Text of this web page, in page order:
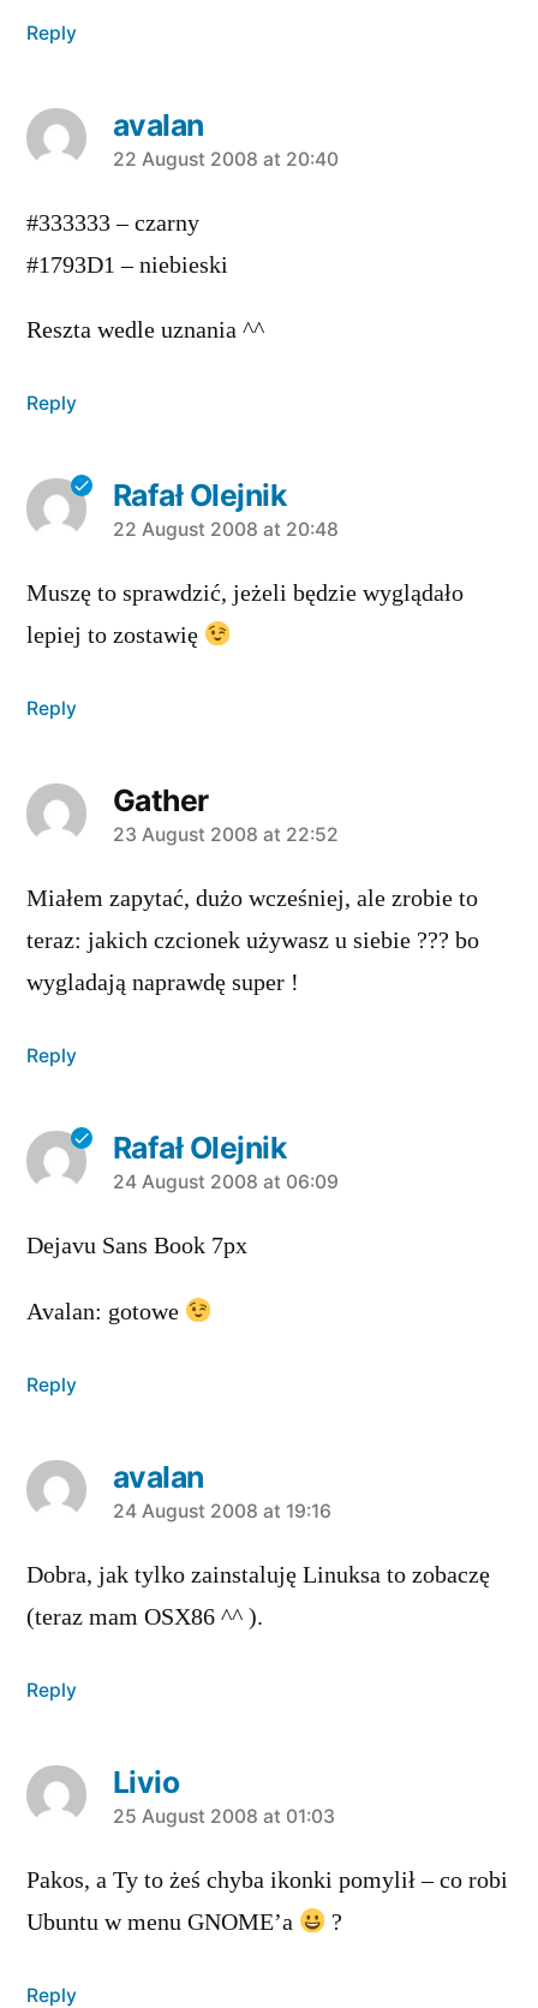
Reply
avalan
says:
22 August 2008 at 20:40
#333333 – czarny
#1793D1 – niebieski
Reszta wedle uznania ^^
Reply
Rafał Olejnik
says:
22 August 2008 at 20:48
Muszę to sprawdzić, jeżeli będzie wyglądało
lepiej to zostawię
Reply
Gather
says:
23 August 2008 at 22:52
Miałem zapytać, dużo wcześniej, ale zrobie to
teraz: jakich czcionek używasz u siebie ??? bo
wygladają naprawdę super !
Reply
Rafał Olejnik
says:
24 August 2008 at 06:09
Dejavu Sans Book 7px
Avalan: gotowe
Reply
avalan
says:
24 August 2008 at 19:16
Dobra, jak tylko zainstaluję Linuksa to zobaczę
(teraz mam OSX86 ^^ ).
Reply
Livio
says:
25 August 2008 at 01:03
Pakos, a Ty to żeś chyba ikonki pomylił – co robi
Ubuntu w menu GNOME’a
?
Reply